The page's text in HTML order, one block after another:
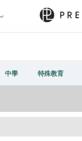
中學 特殊教育